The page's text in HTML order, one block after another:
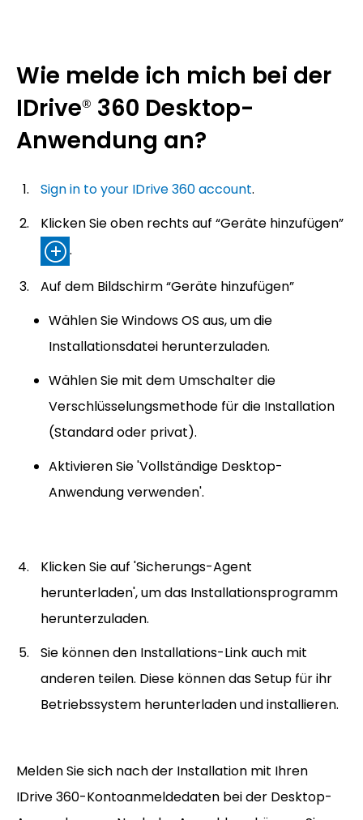
Wie melde ich mich bei der
IDrive® 360 Desktop-
Anwendung an?
Sign in to your IDrive 360 account.
Klicken Sie oben rechts auf “Geräte hinzufügen”
.
Auf dem Bildschirm “Geräte hinzufügen”
Wählen Sie Windows OS aus, um die
Installationsdatei herunterzuladen.
Wählen Sie mit dem Umschalter die
Verschlüsselungsmethode für die Installation
(Standard oder privat).
Aktivieren Sie 'Vollständige Desktop-
Anwendung verwenden'.
Klicken Sie auf 'Sicherungs-Agent
herunterladen', um das Installationsprogramm
herunterzuladen.
Sie können den Installations-Link auch mit
anderen teilen. Diese können das Setup für ihr
Betriebssystem herunterladen und installieren.
Melden Sie sich nach der Installation mit Ihren
IDrive 360-Kontoanmeldedaten bei der Desktop-